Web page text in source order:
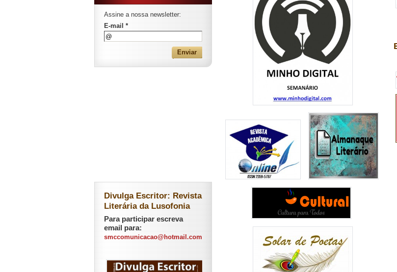
Assine a nossa newsletter:
E-mail *
Divulga Escritor: Revista
Literária da Lusofonia
Para participar escreva
email para:
smccomunicacao@hotmail.com